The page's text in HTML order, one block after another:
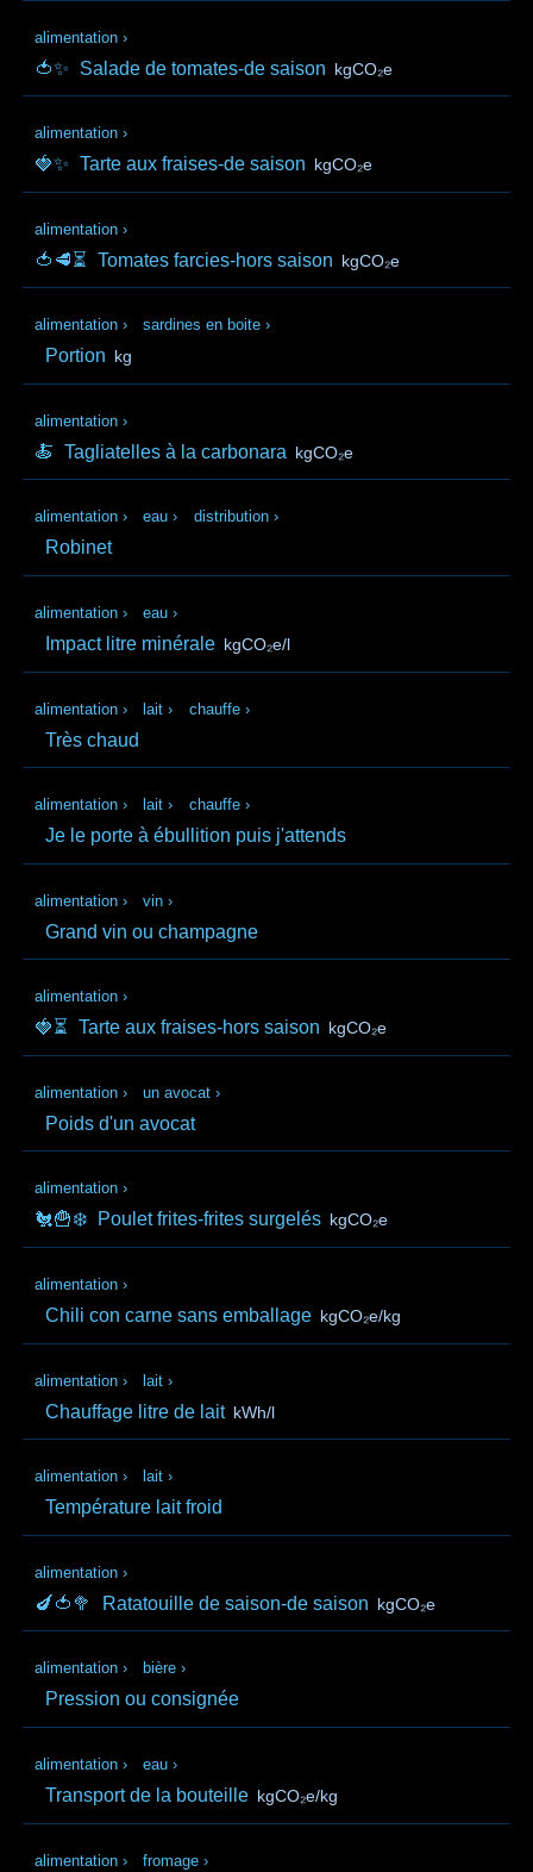
alimentation ›
🍅✨ Salade de tomates-de saison kgCO₂e
alimentation ›
🍓✨ Tarte aux fraises-de saison kgCO₂e
alimentation ›
🍅🥩⏳ Tomates farcies-hors saison kgCO₂e
alimentation › sardines en boite ›
Portion kg
alimentation ›
🍝 Tagliatelles à la carbonara kgCO₂e
alimentation › eau › distribution ›
Robinet
alimentation › eau ›
Impact litre minérale kgCO₂e/l
alimentation › lait › chauffe ›
Très chaud
alimentation › lait › chauffe ›
Je le porte à ébullition puis j'attends
alimentation › vin ›
Grand vin ou champagne
alimentation ›
🍓⏳ Tarte aux fraises-hors saison kgCO₂e
alimentation › un avocat ›
Poids d'un avocat
alimentation ›
🐔🍟❄️ Poulet frites-frites surgelés kgCO₂e
alimentation ›
Chili con carne sans emballage kgCO₂e/kg
alimentation › lait ›
Chauffage litre de lait kWh/l
alimentation › lait ›
Température lait froid
alimentation ›
🍆🍅🥦 Ratatouille de saison-de saison kgCO₂e
alimentation › bière ›
Pression ou consignée
alimentation › eau ›
Transport de la bouteille kgCO₂e/kg
alimentation › fromage ›